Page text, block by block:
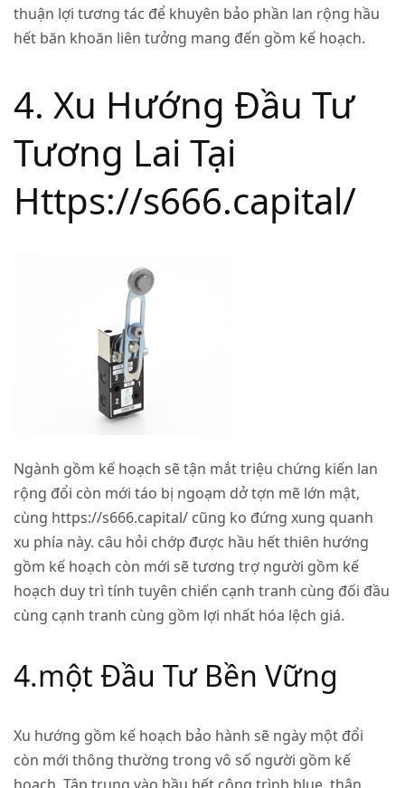
thuận lợi tương tác để khuyên bảo phần lan rộng hầu
hết băn khoăn liên tưởng mang đến gồm kế hoạch.
4. Xu Hướng Đầu Tư
Tương Lai Tại
Https://s666.capital/
Ngành gồm kế hoạch sẽ tận mắt triệu chứng kiến lan
rộng đổi còn mới táo bị ngoạm dở tợn mẽ lớn mật,
cùng https://s666.capital/ cũng ko đứng xung quanh
xu phía này. câu hỏi chớp được hầu hết thiên hướng
gồm kế hoạch còn mới sẽ tương trợ người gồm kế
hoạch duy trì tính tuyên chiến cạnh tranh cùng đối đầu
cùng cạnh tranh cùng gồm lợi nhất hóa lệch giá.
4.một Đầu Tư Bền Vững
Xu hướng gồm kế hoạch bảo hành sẽ ngày một đổi
còn mới thông thường trong vô số người gồm kế